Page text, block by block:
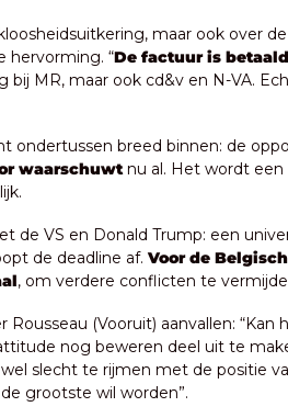
maar ook over
hervorming. “De factuur is
MR, maar ook cd&v en N-VA.
ondertussen breed binnen: de
waarschuwt nu al. Het wordt
de VS en Donald Trump: een
de deadline af. Voor de
, om verdere conflicten te
nog beweren deel uit te
slecht te rijmen met de positie
grootste wil worden”.